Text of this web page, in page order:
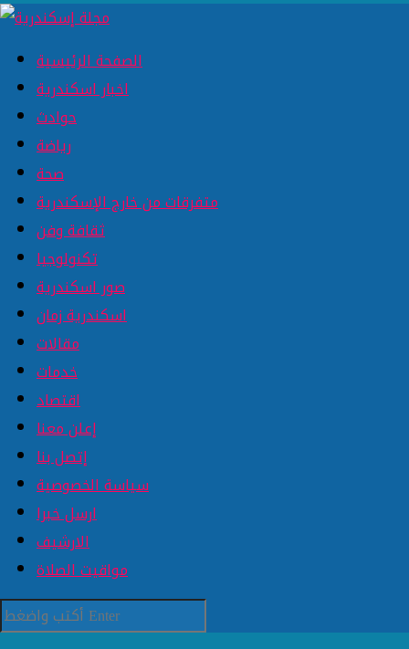
الصفحة الرئيسية
اخبار اسكندرية
حوادث
رياضة
صحة
متفرقات من خارج الإسكندرية
ثقافة وفن
تكنولوجيا
صور اسكندرية
اسكندرية زمان
مقالات
خدمات
اقتصاد
إعلن معنا
إتصل بنا
سياسة الخصوصية
ارسل خبرا
الارشيف
مواقيت الصلاة